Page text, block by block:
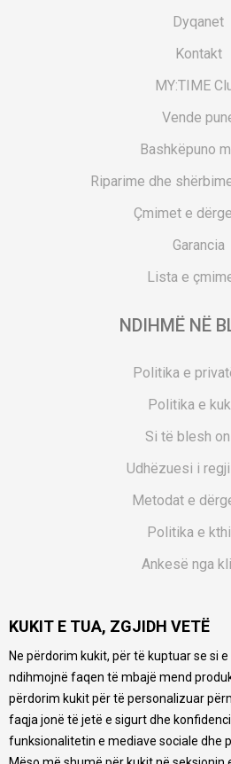
Dyqanet
Kontakt
MY:TIME
Vende
Bashkëpuno
Riparime dhe
Çmimet e
Garancia
Lista e
NDIHMË NË
Politika e
Politika e
Si të blesh
Udhëzuesi i
Metodat e
Politika e
Ankesë nga
Pyetjet më të
Ne bëjmë çmos që të ofrojmë një
të produkteve tona, ofrojmë
mund të garantojmë që
gabime. Të gjitha produktet janë
kjo nuk do të thotë se janë në
KUKIT E TUA, ZGJIDH VETË
Ne përdorim kukit, për të kuptuar se si
ndihmojnë faqen të mbajë mend
përdorim kukit për të personalizuar
faqja jonë të jetë e sigurt dhe
funksionalitetin e mediave sociale dhe